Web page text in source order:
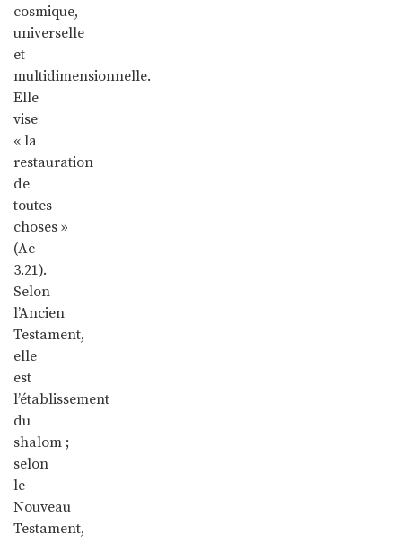
cosmique,
universelle
et
multidimensionnelle.
Elle
vise
« la
restauration
de
toutes
choses »
(Ac
3.21).
Selon
l’Ancien
Testament,
elle
est
l’établissement
du
shalom ;
selon
le
Nouveau
Testament,